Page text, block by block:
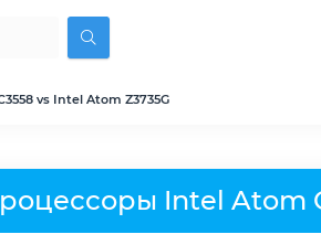
vs Intel Atom Z3735G
Intel Atom